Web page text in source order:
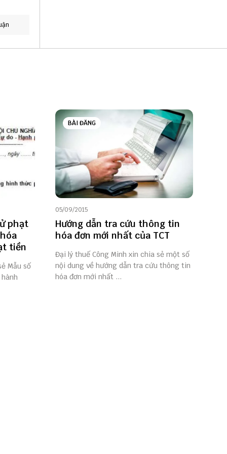
phạt
tiền
Mẫu số
BÀI ĐĂNG
05/09/2015
Hướng dẫn tra cứu thông tin
hóa đơn mới nhất của TCT
Đại lý thuế Công Minh xin chia sẻ một số
nội dung về hướng dẫn tra cứu thông tin
hóa đơn mới nhất ...